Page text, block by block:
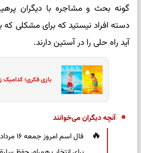
گونه بحث و مشاجره با دیگران
دسته افراد نیستید که برای مشکلی
آید راه حلی را در آستین دارند.
بازی فکری؛ کدامیک
آنچه دیگران می‌خوانند